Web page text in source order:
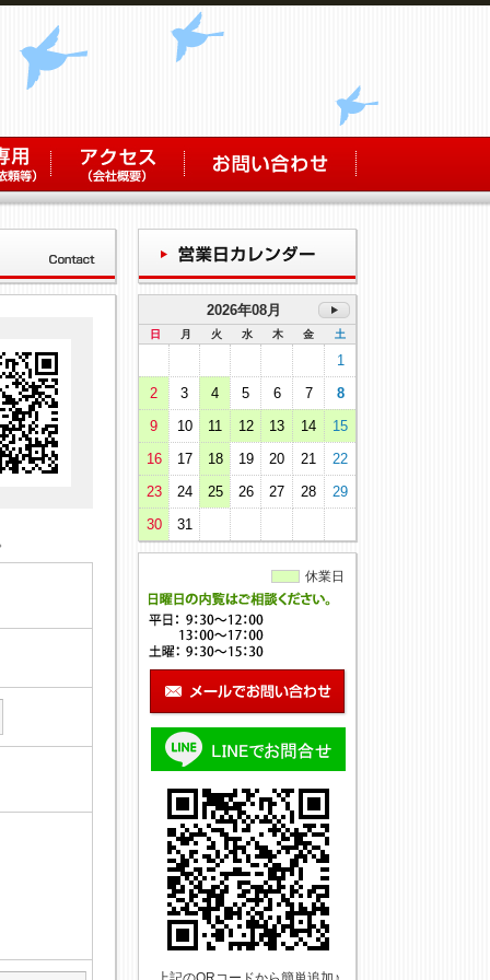
2026年08月
日 月 火 水 木 金 土
1
2
3 4 5 6 7
8
9
10 11 12 13 14
15
16
17 18 19 20 21
22
23
24 25 26 27 28
29
30
31
休業日